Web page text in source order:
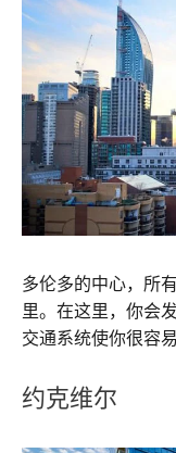
多伦多的中心，所
里。在这里，你会
交通系统使你很容
约克维尔